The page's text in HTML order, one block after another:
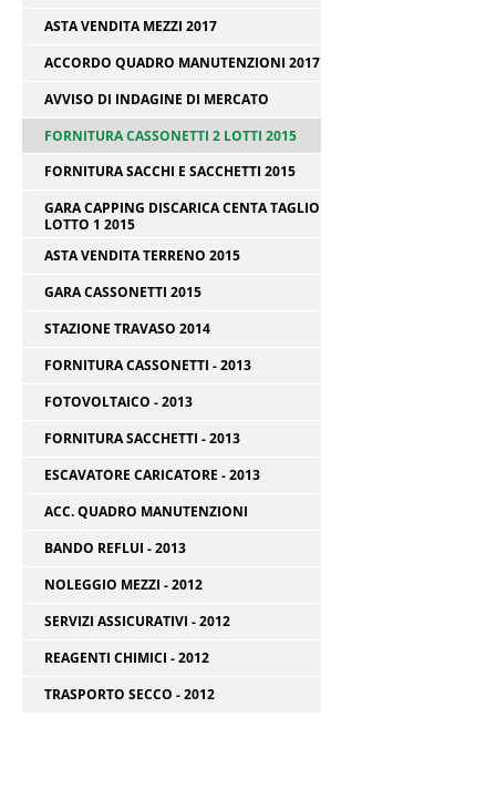
ASTA VENDITA MEZZI 2017
ACCORDO QUADRO MANUTENZIONI 2017
AVVISO DI INDAGINE DI MERCATO
FORNITURA CASSONETTI 2 LOTTI 2015
FORNITURA SACCHI E SACCHETTI 2015
GARA CAPPING DISCARICA CENTA TAGLIO
LOTTO 1 2015
ASTA VENDITA TERRENO 2015
GARA CASSONETTI 2015
STAZIONE TRAVASO 2014
FORNITURA CASSONETTI - 2013
FOTOVOLTAICO - 2013
FORNITURA SACCHETTI - 2013
ESCAVATORE CARICATORE - 2013
ACC. QUADRO MANUTENZIONI
BANDO REFLUI - 2013
NOLEGGIO MEZZI - 2012
SERVIZI ASSICURATIVI - 2012
REAGENTI CHIMICI - 2012
TRASPORTO SECCO - 2012